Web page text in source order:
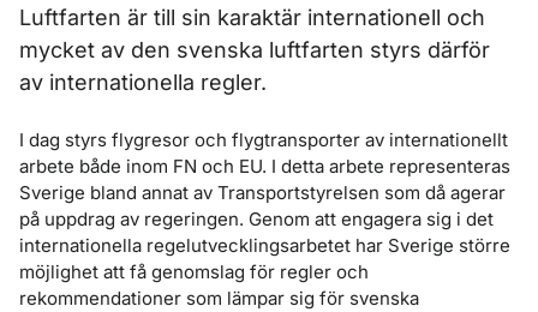
Luftfarten är till sin karaktär internationell och
mycket av den svenska luftfarten styrs därför
av internationella regler.
I dag styrs flygresor och flygtransporter av internationellt
arbete både inom FN och EU. I detta arbete representeras
Sverige bland annat av Transportstyrelsen som då agerar
på uppdrag av regeringen. Genom att engagera sig i det
internationella regelutvecklingsarbetet har Sverige större
möjlighet att få genomslag för regler och
rekommendationer som lämpar sig för svenska